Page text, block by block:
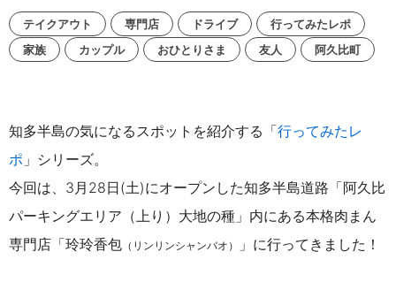
テイクアウト 専門店 ドライブ
行ってみたレポ
家族
カップル おひとりさま 友人 阿久比町
知多半島の気になるスポットを紹介する「行ってみたレ
ポ 」シリーズ。
今回は、3月28日(土)にオープンした知多半島道路「阿久比
パーキングエリア（上り）大地の種」内にある本格肉まん
専門店「玲玲香包 （リンリンシャンバオ） 」に行ってきました！